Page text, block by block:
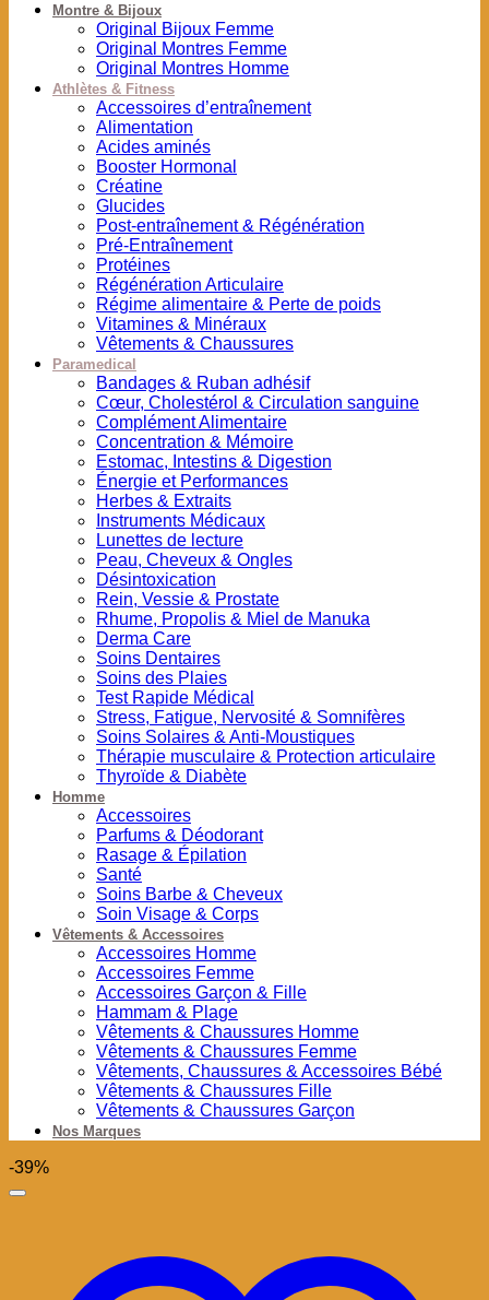
Montre & Bijoux
Original Bijoux Femme
Original Montres Femme
Original Montres Homme
Athlètes & Fitness
Accessoires d’entraînement
Alimentation
Acides aminés
Booster Hormonal
Créatine
Glucides
Post-entraînement & Régénération
Pré-Entraînement
Protéines
Régénération Articulaire
Régime alimentaire & Perte de poids
Vitamines & Minéraux
Vêtements & Chaussures
Paramedical
Bandages & Ruban adhésif
Cœur, Cholestérol & Circulation sanguine
Complément Alimentaire
Concentration & Mémoire
Estomac, Intestins & Digestion
Énergie et Performances
Herbes & Extraits
Instruments Médicaux
Lunettes de lecture
Peau, Cheveux & Ongles
Désintoxication
Rein, Vessie & Prostate
Rhume, Propolis & Miel de Manuka
Derma Care
Soins Dentaires
Soins des Plaies
Test Rapide Médical
Stress, Fatigue, Nervosité & Somnifères
Soins Solaires & Anti-Moustiques
Thérapie musculaire & Protection articulaire
Thyroïde & Diabète
Homme
Accessoires
Parfums & Déodorant
Rasage & Épilation
Santé
Soins Barbe & Cheveux
Soin Visage & Corps
Vêtements & Accessoires
Accessoires Homme
Accessoires Femme
Accessoires Garçon & Fille
Hammam & Plage
Vêtements & Chaussures Homme
Vêtements & Chaussures Femme
Vêtements, Chaussures & Accessoires Bébé
Vêtements & Chaussures Fille
Vêtements & Chaussures Garçon
Nos Marques
-39%